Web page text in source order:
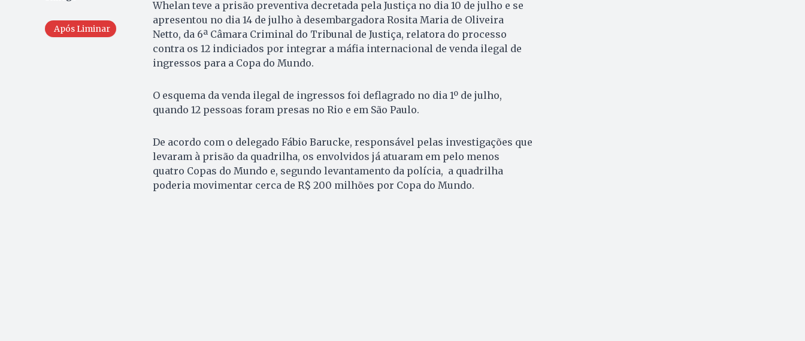
Após Liminar
Whelan teve a prisão preventiva decretada pela Justiça no dia 10 de julho e se
apresentou no dia 14 de julho à desembargadora Rosita Maria de Oliveira
Netto, da 6ª Câmara Criminal do Tribunal de Justiça, relatora do processo
contra os 12 indiciados por integrar a máfia internacional de venda ilegal de
ingressos para a Copa do Mundo.
O esquema da venda ilegal de ingressos foi deflagrado no dia 1º de julho,
quando 12 pessoas foram presas no Rio e em São Paulo.
De acordo com o delegado Fábio Barucke, responsável pelas investigações que
levaram à prisão da quadrilha, os envolvidos já atuaram em pelo menos
quatro Copas do Mundo e, segundo levantamento da polícia, a quadrilha
poderia movimentar cerca de R$ 200 milhões por Copa do Mundo.